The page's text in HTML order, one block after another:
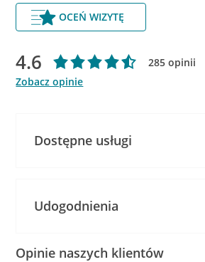
OCEŃ WIZYTĘ
4.6
285 opinii
Zobacz opinie
Dostępne usługi
Udogodnienia
Opinie naszych klientów